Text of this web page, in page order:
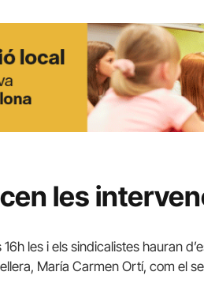
les
les i els sindicalistes hauran
María Carmen Ortí, com el